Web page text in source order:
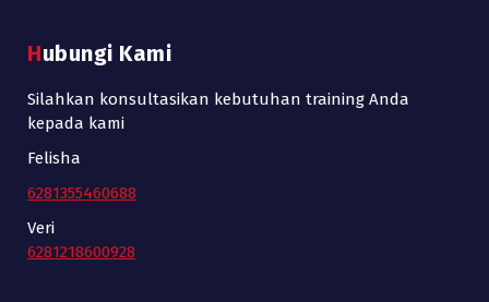
Hubungi Kami
Silahkan konsultasikan kebutuhan training Anda
kepada kami
Felisha
6281355460688
Veri
6281218600928